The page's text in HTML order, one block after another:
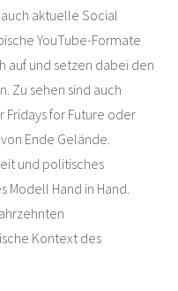
aktuelle Social
YouTube-Formate
auf und setzen dabei den
Zu sehen sind auch
for Future oder
Ende Gelände.
und politisches
Modell Hand in Hand.
Kontext des